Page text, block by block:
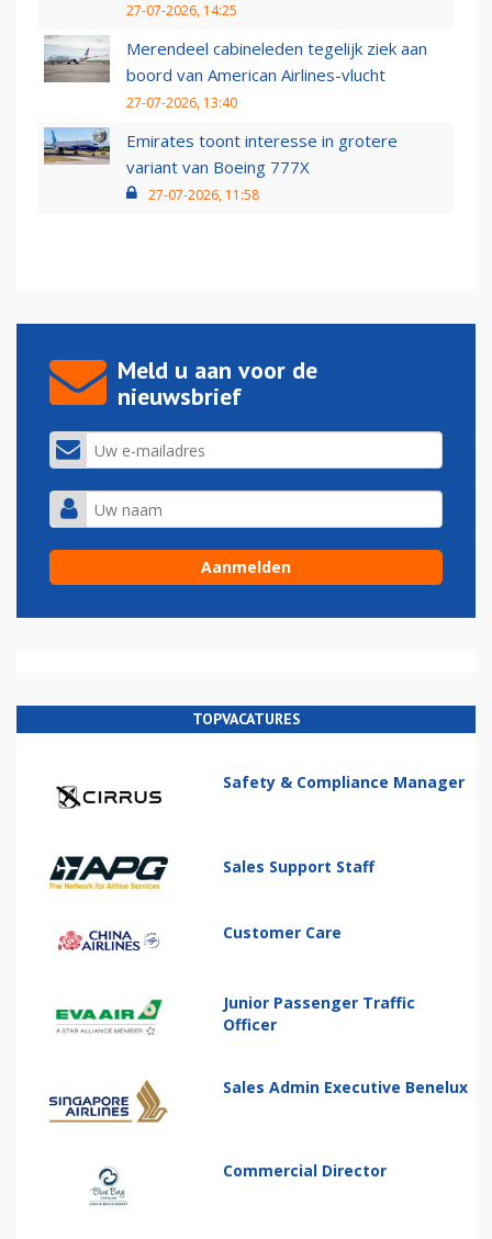
27-07-2026, 14:25
Merendeel cabineleden tegelijk ziek aan
boord van American Airlines-vlucht
27-07-2026, 13:40
Emirates toont interesse in grotere
variant van Boeing 777X
27-07-2026, 11:58
Meld u aan voor de
nieuwsbrief
TOPVACATURES
Safety & Compliance Manager
Sales Support Staff
Customer Care
Junior Passenger Traffic
Officer
Sales Admin Executive Benelux
Commercial Director